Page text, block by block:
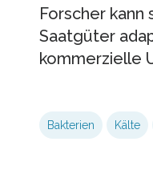
Forscher kann
Saatgüter
kommerzielle
Bakterien Kälte